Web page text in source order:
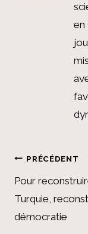
en
de
l’article
PRÉCÉDENT
Pour
Turquie,
démocratie